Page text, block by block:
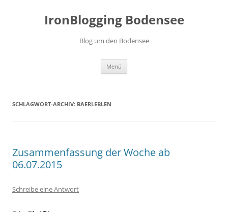
IronBlogging Bodensee
Blog um den Bodensee
Menü
SCHLAGWORT-ARCHIV: BAERLEBLEN
Zusammenfassung der Woche ab
06.07.2015
Schreibe eine Antwort